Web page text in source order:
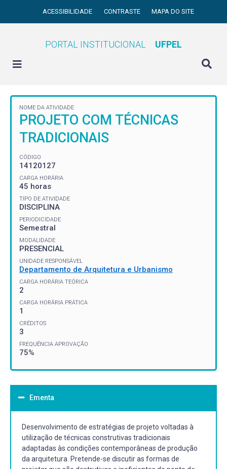
ACESSIBILIDADE CONTRASTE MAPA DO SITE
PORTAL INSTITUCIONAL UFPEL
NOME DA ATIVIDADE
PROJETO COM TÉCNICAS
TRADICIONAIS
CÓDIGO
14120127
CARGA HORÁRIA
45 horas
TIPO DE ATIVIDADE
DISCIPLINA
PERIODICIDADE
Semestral
MODALIDADE
PRESENCIAL
UNIDADE RESPONSÁVEL
Departamento de Arquitetura e Urbanismo
CARGA HORÁRIA TEÓRICA
2
CARGA HORÁRIA PRÁTICA
1
CRÉDITOS
3
FREQUÊNCIA APROVAÇÃO
75%
Ementa
Desenvolvimento de estratégias de projeto voltadas à
utilização de técnicas construtivas tradicionais
adaptadas às condições contemporâneas de produção
da arquitetura. Pretende-se discutir as formas de